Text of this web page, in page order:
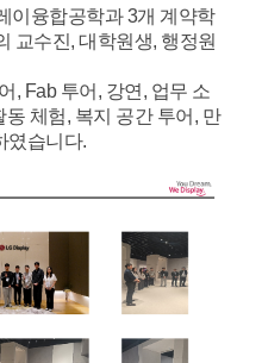
이융합공학과 3개 계약학
교수진, 대학원생, 행정원
, Fab 투어, 강연, 업무 소
체험, 복지 공간 투어, 만
였습니다.